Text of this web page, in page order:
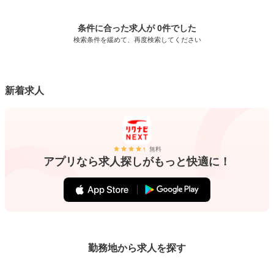
条件に合った求人が 0件でした
検索条件を緩めて、再度検索してください
新着求人
無料
アプリなら求人探しがもっと快適に！
勤務地から求人を探す